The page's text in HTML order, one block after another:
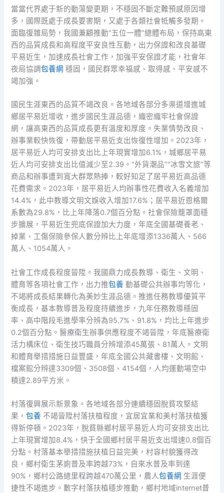
當當代界處于新的動蕩變更期，不穩固不斷定難預感原因增
多，國際既處于成長要害期，又處于各類社會牴觸多發期。
面臨復雜局勢，我國兼顧推動“五位一體”總體布局，保持高東
西的品質成長和高程度平安良性互動，出力保證和改良基礎
平易近生，加速成長社會工作，加強平安保證才能，社會年
夜局協調包養網 穩固，國民群眾幸福感、取得感、平安感不
竭加強。
國民生涯東西的品質不竭改良。各地域各部分多渠道增進城
鄉居平易近增收，進步國民生涯品德，織密織牢社會保證
網，讓高東西的品質成長更有溫度和厚度。失業情勢改良、
辦事業較快恢復，帶動居平易近支出恢復性增加。2023年，
居平易近人均可安排支出比上年現實增加6.1%，城鄉居平易
近人均可安排支出比值減少至2.39。“外貨潮品”“冰雪文旅”等
商品和辦事遭到寬大群眾熱捧，較好知足了居平易近高品德
花費需求。2023年，居平易近人均辦事性花費收入名義增加
14.4%，此中教導文明文娛收入增加17.6%；居平易近恩格爾
系數為29.8%，比上年降落0.7個百分點。社會保險籠罩面穩
步擴展，平易近生兜底保證加大力度，年底全國基礎養老、
掉業、工傷保險參保人數分辨比上年底增添1336萬人、566
萬人、1054萬人。
社會工作成長程度晉陞。我國鼎力成長教導、衛生、文明、
體育等各項社會工作，出力推包養 動基礎公共辦事均等化，
不竭將成長結果轉化為美妙生涯品德。推進任務教導優質平
衡成長，基本教導普及程度持續進步，九年任務教導穩固
率、高中階段毛進學率分辨為95.7%、91.8%，均比上年進步
0.2個百分點。醫療衛生辦事供應程度不竭晉陞，年底醫療衛
活力構床位、衛生技巧職員分辨增添45萬張、81萬人。文明
和體育舉措措施日益豐盛，年底全國公共藏書樓、文明館、
檔案館分辨達3309個、3508個、4154個，人均運動場空中
積達2.89平方米。
村落復興展示新景象。各地域各部分連續穩固脫貧攻堅結
果，包養 不竭晉陞村落扶植程度，宜居宜業和美村落扶植獲
得新停頓。2023年，脫貧縣鄉村居平易近人均可安排支出比
上年現實增加8.4%，快于全國鄉村居平易近支出增速0.8個百
分點。村落基本舉措措施扶植日益完美，村容村貌獲得改
良，鄉村衛生茅廁普及率跨越73%，自來水普及率到達
90%，鄉村公路總里程跨越470萬公里，農人包養網 生涯便
捷性不竭進步。數字村落扶植穩步推動，鄉村地域internet普